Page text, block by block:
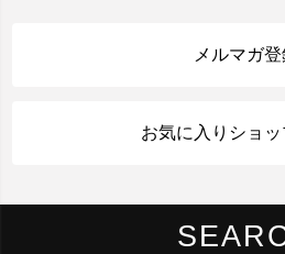
メルマガ
お気に入りショ